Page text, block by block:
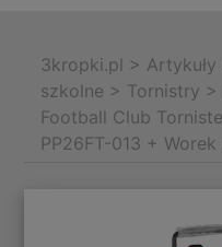
3kropki.pl >
szkolne > Tornistry >
Football Club
PP26FT-013 + Worek